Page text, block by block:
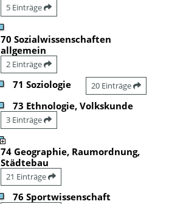
5 Einträge
70 Sozialwissenschaften
allgemein
2 Einträge
71 Soziologie 20 Einträge
73 Ethnologie, Volkskunde
3 Einträge
74 Geographie, Raumordnung,
Städtebau
21 Einträge
76 Sportwissenschaft